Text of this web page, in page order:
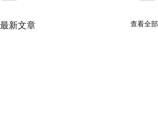
最新文章 查看全部